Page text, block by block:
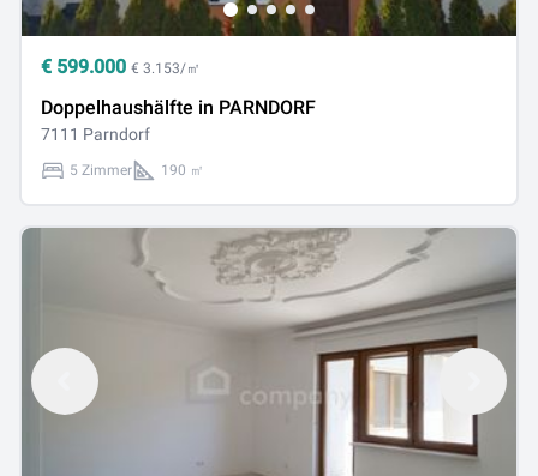
€ 599.000 € 3.153/㎡
Doppelhaushälfte in PARNDORF
7111 Parndorf
5 Zimmer 190 ㎡